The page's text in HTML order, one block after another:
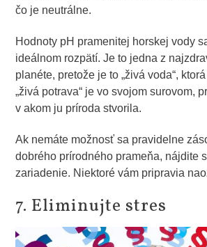
čo je neutrálne.
Hodnoty pH pramenitej horskej vody
ideálnom rozpätí. Je to jedna z
planéte, pretože je to „živá voda“,
„živá potrava“ je vo svojom surovom,
v akom ju príroda stvorila.
Ak nemáte možnosť sa pravidelne
dobrého prírodného prameňa, nájdite
zariadenie. Niektoré vám pripravia
7. Eliminujte stres